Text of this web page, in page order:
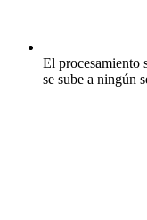
El procesamiento
se sube a ningún